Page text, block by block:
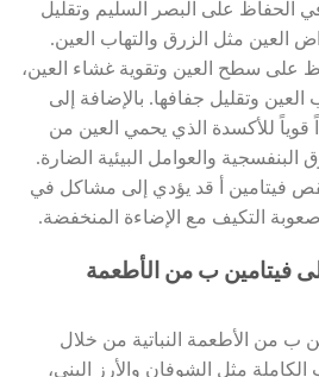
الحفاظ على البصر السليم وتقليل
العين مثل الزرق والتهاب العين.
على سطح العين وتقوية غشاء العين،
وتقليل جفافها. بالإضافة إلى
قوياً للأكسدة الذي يحمي العين من
البنفسجية والعوامل البيئية الضارة.
فيتامين أ قد يؤدي إلى مشاكل في
التكيف مع الإضاءة المنخفضة.
فيتامين ب من الأطعمة
ب من الأطعمة النباتية من خلال
مثل الشوفان والأرز البني،